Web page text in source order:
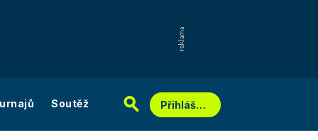
Soutěž Přihlášení